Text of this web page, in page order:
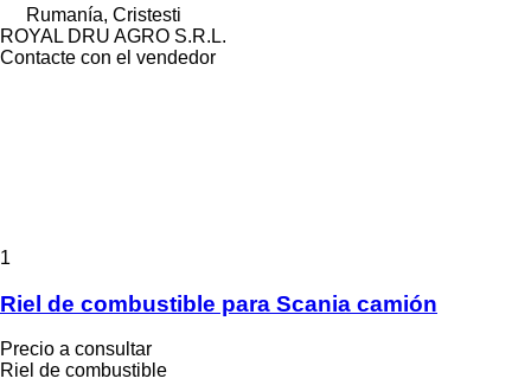
Rumanía, Cristesti
ROYAL DRU AGRO S.R.L.
Contacte con el vendedor
1
Riel de combustible para Scania camión
Precio a consultar
Riel de combustible